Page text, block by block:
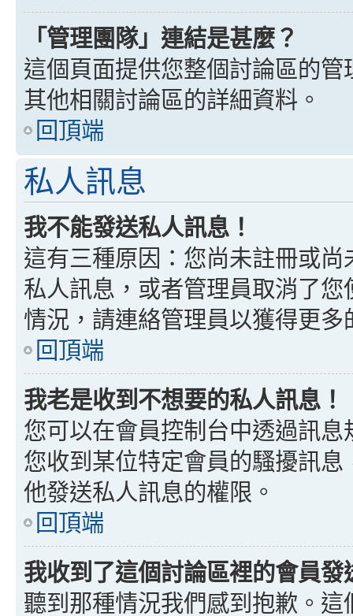
「管理團隊」連結是甚麼？
這個頁面提供您整個討論區的
其他相關討論區的詳細資料。
回頂端
私人訊息
我不能發送私人訊息！
這有三種原因：您尚未註冊或
私人訊息，或者管理員取消了
情況，請連絡管理員以獲得更多
回頂端
我老是收到不想要的私人訊息！
您可以在會員控制台中透過訊
您收到某位特定會員的騷擾訊
他發送私人訊息的權限。
回頂端
我收到了這個討論區裡的會員
聽到那種情況我們感到抱歉。